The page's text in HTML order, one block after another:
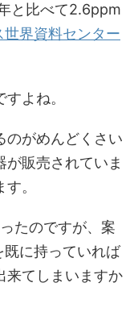
と比べて2.6ppm
界資料センター
よね。
のがめんどくさい
販売されていま
。
たのですが、案
に持っていれば
来てしまいますか